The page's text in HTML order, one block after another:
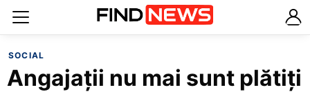
SOCIAL
Angajații nu mai sunt plătiți